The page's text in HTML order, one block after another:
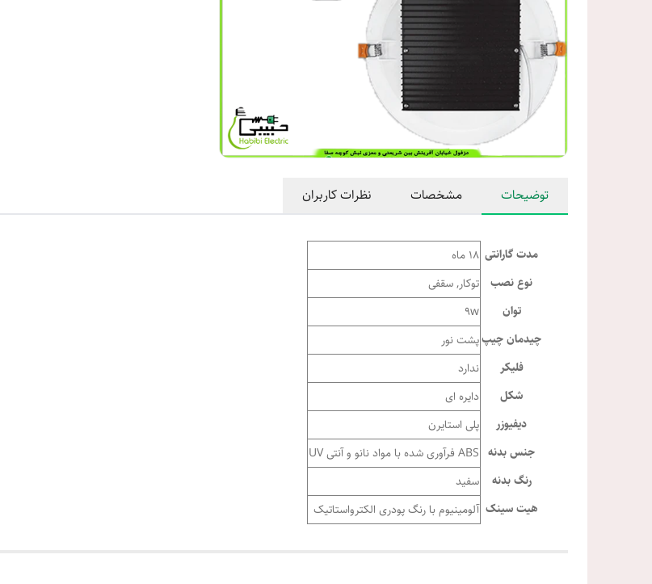
توضیحات مشخصات نظرات کاربران
مدت گارانتی 18 ماه
نوع نصب
توکار, سقفی
توان
9w
چیدمان چیپپشت نور
فلیکر
ندارد
شکل
دایره ای
دیفیوزر
پلی استایرن
جنس بدنه ABS فرآوری شده با مواد نانو و آنتی UV
رنگ بدنه
سفید
هیت سینک آلومینیوم با رنگ پودری الکترواستاتیک